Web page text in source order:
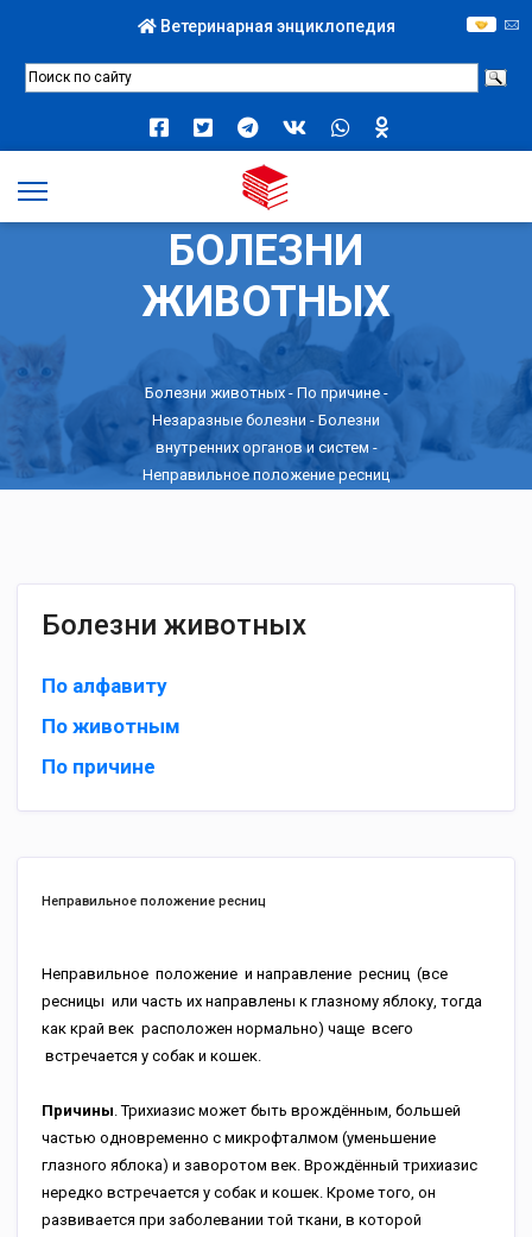
Ветеринарная энциклопедия
БОЛЕЗНИ
ЖИВОТНЫХ
Болезни животных - По причине-
Незаразные болезни - Болезни
внутренних органов и систем -
Неправильное положение ресниц
Болезни животных
По алфавиту
По животным
По причине
Неправильное положение ресниц
Неправильное положение и направление ресниц (все
ресницы или часть их направлены к глазному яблоку, тогда
как край век расположен нормально) чаще всего
встречается у собак и кошек.
Причины. Трихиазис может быть врождённым, большей
частью одновременно с микрофталмом (уменьшение
глазного яблока) и заворотом век. Врождённый трихиазис
нередко встречается у собак и кошек. Кроме того, он
развивается при заболевании той ткани, в которой